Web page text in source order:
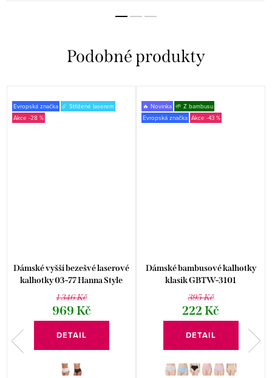
Evropská značka ☄️ Střižené laserem
-28 %
Dámské vyšší bezešvé laserové
kalhotky 03-77 Hanna Style
1 346 Kč
969 Kč
DETAIL
🔥 Novinka 🌱 Z bambusu
Evropská značka
-43 %
Dámské bambusové kalhotky
klasik GBTW-3101
395 Kč
222 Kč
DETAIL